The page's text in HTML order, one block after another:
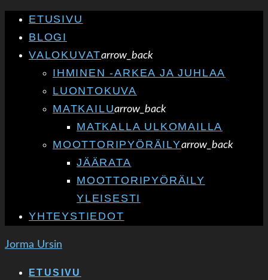
ETUSIVU
BLOGI
VALOKUVATarrow_back
IHMINEN -ARKEA JA JUHLAA
LUONTOKUVA
MATKAILUarrow_back
MATKALLA ULKOMAILLA
MOOTTORIPYÖRÄILYarrow_back
JÄÄRATA
MOOTTORIPYÖRÄILY
YLEISESTI
YHTEYSTIEDOT
Jorma Ursin
ETUSIVU